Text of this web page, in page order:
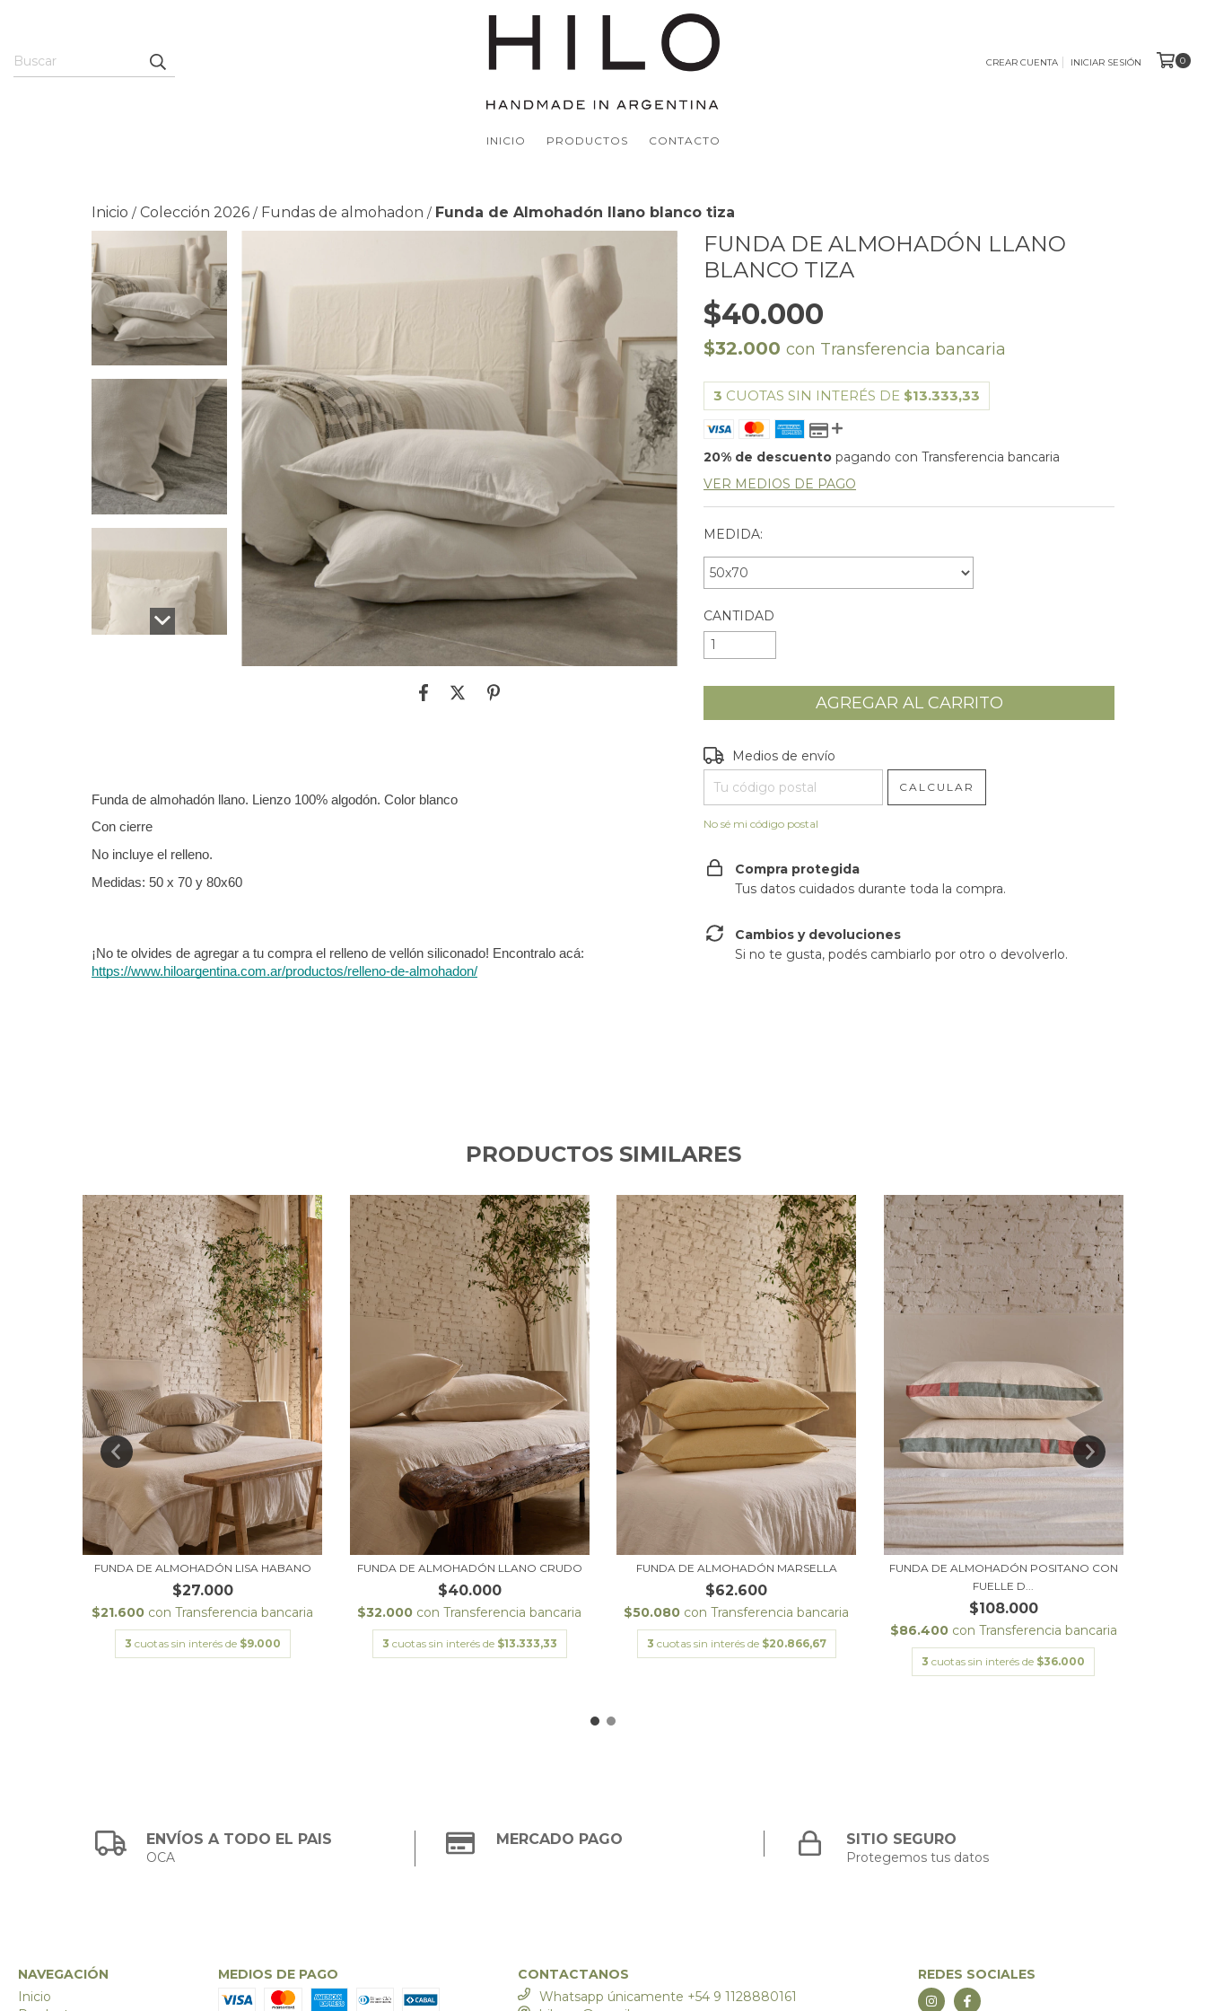
CREAR CUENTA INICIAR SESIÓN 0
INICIO PRODUCTOS CONTACTO
Inicio / Colección 2026 / Fundas de almohadon / Funda de Almohadón llano blanco tiza
Funda de almohadón llano. Lienzo 100% algodón. Color blanco
Con cierre
No incluye el relleno.
Medidas: 50 x 70 y 80x60
https://www.hiloargentina.com.ar/productos/relleno-de-almohadon/
FUNDA DE ALMOHADÓN LLANO
BLANCO TIZA
$40.000
$32.000con Transferencia bancaria
3 CUOTAS SIN INTERÉS DE $13.333,33
20% de descuento pagando con Transferencia bancaria
VER MEDIOS DE PAGO
MEDIDA:
CANTIDAD
Entregas para el CP:
Medios de envío
CALCULAR
No sé mi código postal
Compra protegida
Tus datos cuidados durante toda la compra.
Cambios y devoluciones
Si no te gusta, podés cambiarlo por otro o devolverlo.
PRODUCTOS SIMILARES
FUNDA DE ALMOHADÓN LISA HABANO
$27.000
$21.600 con Transferencia bancaria
3 cuotas sin interés de $9.000
FUNDA DE ALMOHADÓN LLANO CRUDO
$40.000
$32.000 con Transferencia bancaria
3 cuotas sin interés de $13.333,33
FUNDA DE ALMOHADÓN MARSELLA
$62.600
$50.080 con Transferencia bancaria
3 cuotas sin interés de $20.866,67
FUNDA DE ALMOHADÓN POSITANO CON
FUELLE D...
$108.000
$86.400 con Transferencia bancaria
3 cuotas sin interés de $36.000
ENVÍOS A TODO EL PAIS
OCA
MERCADO PAGO SITIO SEGURO
Protegemos tus datos
NAVEGACIÓN
Inicio
MEDIOS DE PAGO
CONTACTANOS
Whatsapp únicamente +54 9 1128880161
REDES SOCIALES